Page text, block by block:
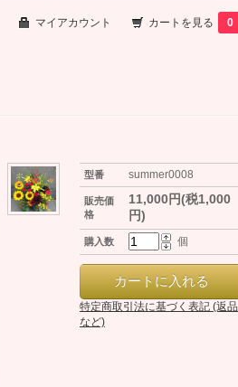
マイアカウント カートを見る 0
型番 summer0008
販売価
格
11,000円(税1,000
円)
購入数 個
特定商取引法に基づく表記 (返品
など)